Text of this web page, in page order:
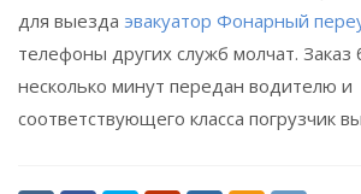
для выезда эвакуатор Фонарный
телефоны других служб молчат.
несколько минут передан водителю и
соответствующего класса погрузчик